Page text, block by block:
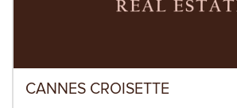
CANNES CROISETTE